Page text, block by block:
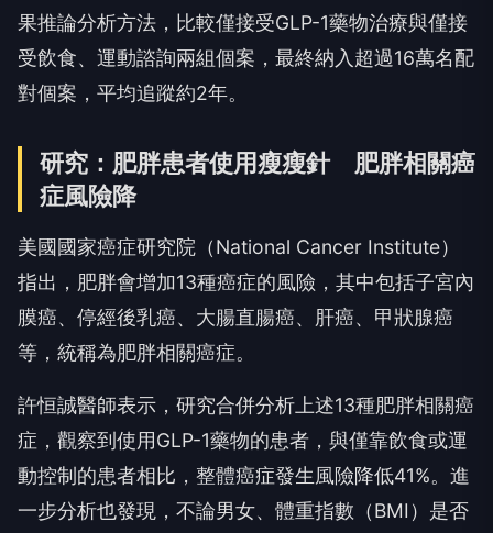
果推論分析方法，比較僅接受GLP-1藥物治療與僅接
受飲食、運動諮詢兩組個案，最終納入超過16萬名配
對個案，平均追蹤約2年。
研究：肥胖患者使用瘦瘦針 肥胖相關癌
症風險降
美國國家癌症研究院（National Cancer Institute）
指出，肥胖會增加13種癌症的風險，其中包括子宮內
膜癌、停經後乳癌、大腸直腸癌、肝癌、甲狀腺癌
等，統稱為肥胖相關癌症。
許恒誠醫師表示，研究合併分析上述13種肥胖相關癌
症，觀察到使用GLP-1藥物的患者，與僅靠飲食或運
動控制的患者相比，整體癌症發生風險降低41%。進
一步分析也發現，不論男女、體重指數（BMI）是否